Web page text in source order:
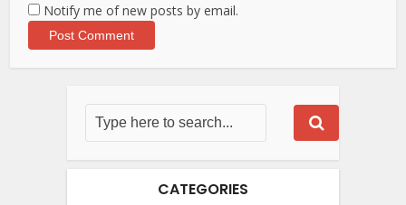
Notify me of new posts by email.
CATEGORIES